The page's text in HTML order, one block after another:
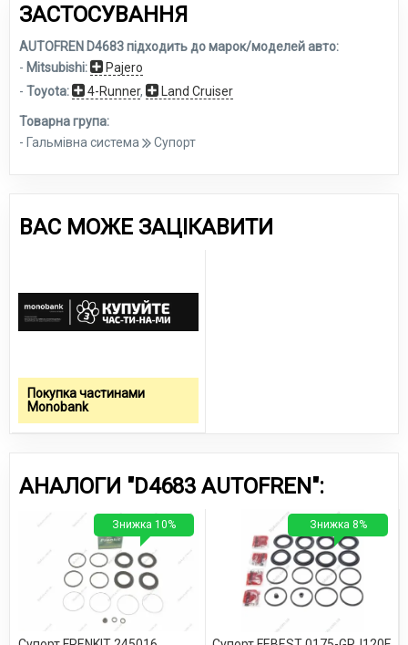
ЗАСТОСУВАННЯ
AUTOFREN D4683 підходить до марок/моделей авто:
- Mitsubishi:
Pajero
- Toyota: 4-Runner, Land Cruiser
Товарна група:
- Гальмівна система
Супорт
ВАС МОЖЕ ЗАЦІКАВИТИ
Покупка частинами
Monobank
АНАЛОГИ "D4683 AUTOFREN":
Знижка 10% Знижка 8%